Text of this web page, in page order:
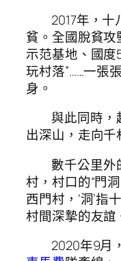
2017年，
貧。全國脫貧
示范基地、國度
玩村落”……一張
身。
與此同時，
出深山，走向千
數千公里外
村，村口的“門
西門村，‘洞’指
村間深摯的友誼
2020年9月